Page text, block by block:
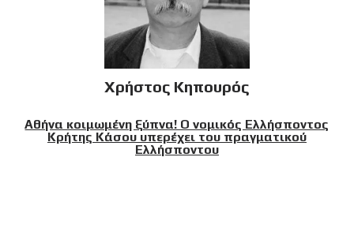
Χρήστος Κηπουρός
Αθήνα κοιμωμένη ξύπνα! Ο νομικός Ελλήσποντος
Κρήτης Κάσου υπερέχει του πραγματικού
Ελλήσποντου